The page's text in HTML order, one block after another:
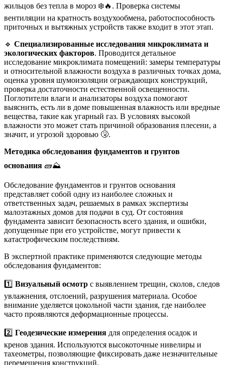
жильцов без тепла в мороз ❄️🔥. Проверка системы
вентиляции на кратность воздухообмена, работоспособность
приточных и вытяжных устройств также входит в этот этап.
🔹 Специализированные исследования микроклимата и
экологических факторов. Проводится детальное
исследование микроклимата помещений: замеры температуры
и относительной влажности воздуха в различных точках дома,
оценка уровня шумоизоляции ограждающих конструкций,
проверка достаточности естественной освещенности.
Поглотители влаги и анализаторы воздуха помогают
выяснить, есть ли в доме повышенная влажность или вредные
вещества, такие как угарный газ. В условиях высокой
влажности это может стать причиной образования плесени, а
значит, и угрозой здоровью 🤧.
Методика обследования фундаментов и грунтов
основания 🧱⛰️
Обследование фундаментов и грунтов основания
представляет собой одну из наиболее сложных и
ответственных задач, решаемых в рамках экспертизы
малоэтажных домов для подачи в суд. От состояния
фундамента зависит безопасность всего здания, и ошибки,
допущенные при его устройстве, могут привести к
катастрофическим последствиям.
В экспертной практике применяются следующие методы
обследования фундаментов:
1️⃣ Визуальный осмотр с выявлением трещин, сколов, следов
увлажнения, отслоений, разрушения материала. Особое
внимание уделяется цокольной части здания, где наиболее
часто проявляются деформационные процессы.
2️⃣ Геодезические измерения для определения осадок и
кренов здания. Используются высокоточные нивелиры и
тахеометры, позволяющие фиксировать даже незначительные
перемещения конструкций.